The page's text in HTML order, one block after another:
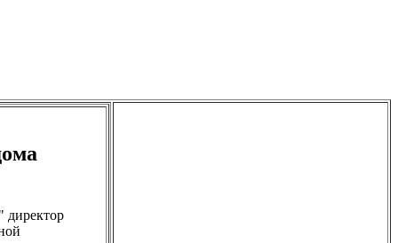
директор